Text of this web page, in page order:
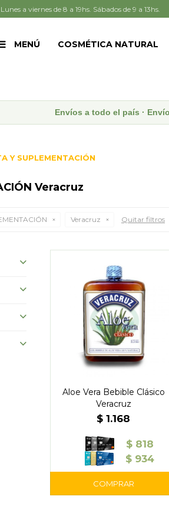
MENÚ COSMÉTICA NATURAL
Lunes a viernes de 8 a 19hs. Sábados de 9 a 13hs.
Envíos a todo el país ·
Y SUPLEMENTACIÓN
Veracruz
Veracruz Quitar filtros
Aloe Vera Bebible Clásico
Veracruz
$ 1.168
$ 818
$ 934